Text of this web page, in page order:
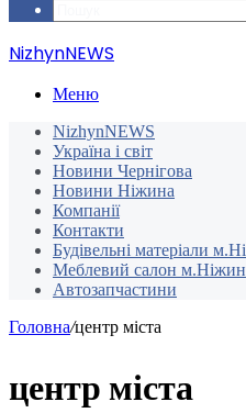
NizhynNEWS
Меню
NizhynNEWS
Україна і світ
Новини Чернігова
Новини Ніжина
Компанії
Контакти
Будівельні матеріали
Меблевий салон м.Ніжин
Автозапчастини
Головна/центр міста
центр міста